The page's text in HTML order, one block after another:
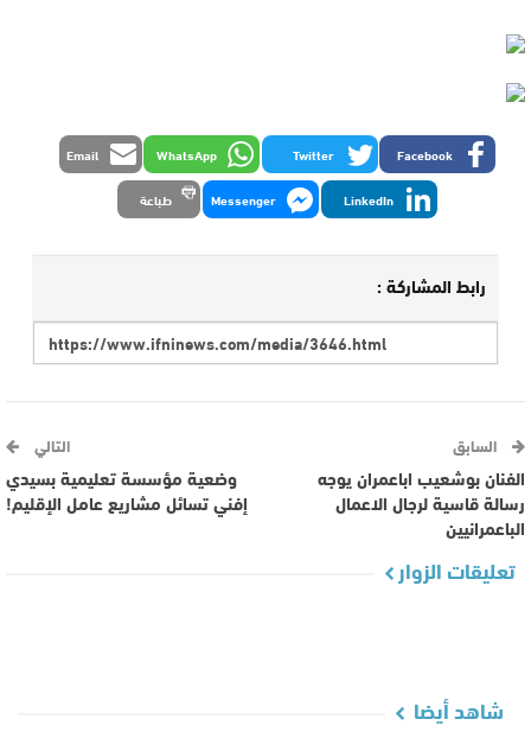
Facebook
Twitter
WhatsApp
Email
LinkedIn
Messenger طباعة
رابط المشاركة :
السابق
الفنان بوشعيب اباعمران يوجه
رسالة قاسية لرجال الاعمال
الباعمرانيين
التالي
وضعية مؤسسة تعليمية بسيدي
إفني تسائل مشاريع عامل الإقليم!
تعليقات الزوار
شاهد أيضا